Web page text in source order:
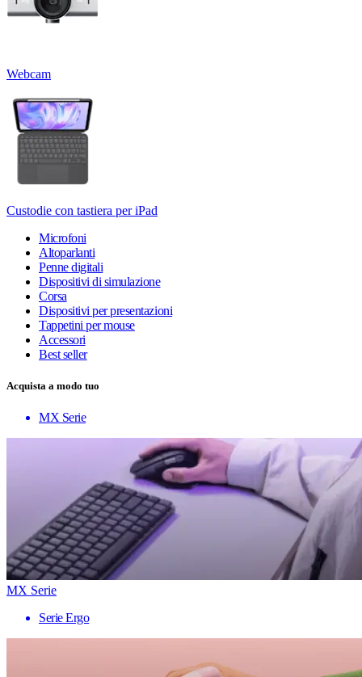
Webcam
Custodie con tastiera per iPad
Microfoni
Altoparlanti
Penne digitali
Dispositivi di simulazione
Corsa
Dispositivi per presentazioni
Tappetini per mouse
Accessori
Best seller
Acquista a modo tuo
MX Serie
MX Serie
Serie Ergo